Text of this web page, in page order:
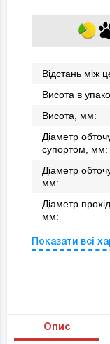
Відстань між
Висота в
Висота, мм:
Діаметр
супортом, мм:
Діаметр
мм:
Діаметр
мм:
Показати всі
Опис